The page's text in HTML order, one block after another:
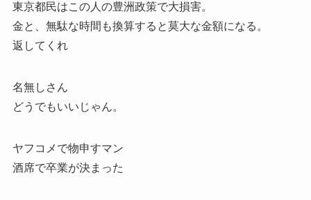
東京都民はこの人の豊洲政策で大損害。
金と、無駄な時間も換算すると莫大な金額になる。
返してくれ
名無しさん
どうでもいいじゃん。
ヤフコメで物申すマン
酒席で卒業が決まった